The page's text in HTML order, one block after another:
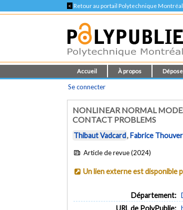
< Retour au portail Polytechnique Montréal
Accueil À propos
Se connecter
NONLINEAR NORMAL
CONTACT PROBLEMS
Thibaut Vadcard,Fabrice
Article de revue (2024)
Un lien externe est disponible
Département:
URL de PolyPublie: